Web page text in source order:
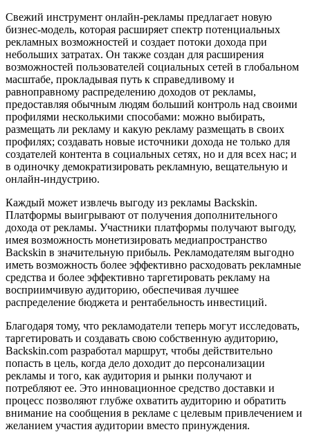
Свежий инструмент онлайн-рекламы предлагает новую
бизнес-модель, которая расширяет спектр потенциальных
рекламных возможностей и создает потоки дохода при
небольших затратах. Он также создан для расширения
возможностей пользователей социальных сетей в глобальном
масштабе, прокладывая путь к справедливому и
равноправному распределению доходов от рекламы,
предоставляя обычным людям больший контроль над своими
профилями несколькими способами: можно выбирать,
размещать ли рекламу и какую рекламу размещать в своих
профилях; создавать новые источники дохода не только для
создателей контента в социальных сетях, но и для всех нас; и
в одиночку демократизировать рекламную, вещательную и
онлайн-индустрию.
Каждый может извлечь выгоду из рекламы Backskin.
Платформы выигрывают от получения дополнительного
дохода от рекламы. Участники платформы получают выгоду,
имея возможность монетизировать медиапространство
Backskin в значительную прибыль. Рекламодателям выгодно
иметь возможность более эффективно расходовать рекламные
средства и более эффективно таргетировать рекламу на
восприимчивую аудиторию, обеспечивая лучшее
распределение бюджета и рентабельность инвестиций.
Благодаря тому, что рекламодатели теперь могут исследовать,
таргетировать и создавать свою собственную аудиторию,
Backskin.com разработал маршрут, чтобы действительно
попасть в цель, когда дело доходит до персонализации
рекламы и того, как аудитория и рынки получают и
потребляют ее. Это инновационное средство доставки и
процесс позволяют глубже охватить аудиторию и обратить
внимание на сообщения в рекламе с целевым привлечением и
желанием участия аудитории вместо принуждения.